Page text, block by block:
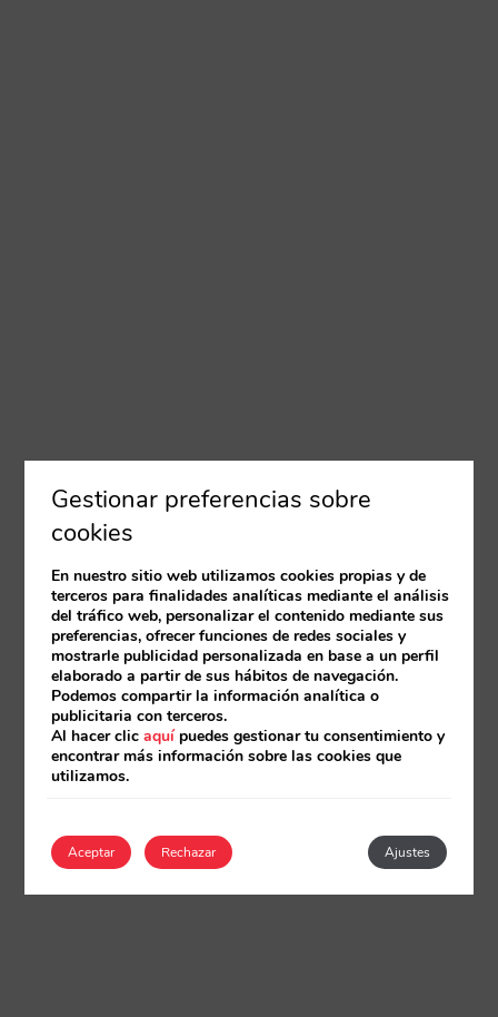
Gestionar preferencias sobre
cookies
En nuestro sitio web utilizamos cookies propias y de
terceros para finalidades analíticas mediante el análisis
del tráfico web, personalizar el contenido mediante sus
preferencias, ofrecer funciones de redes sociales y
mostrarle publicidad personalizada en base a un perfil
elaborado a partir de sus hábitos de navegación.
Podemos compartir la información analítica o
publicitaria con terceros.
Al hacer clicaquípuedes gestionar tu consentimiento y
encontrar más información sobre las cookies que
utilizamos.
Aceptar Ajustes
Rechazar